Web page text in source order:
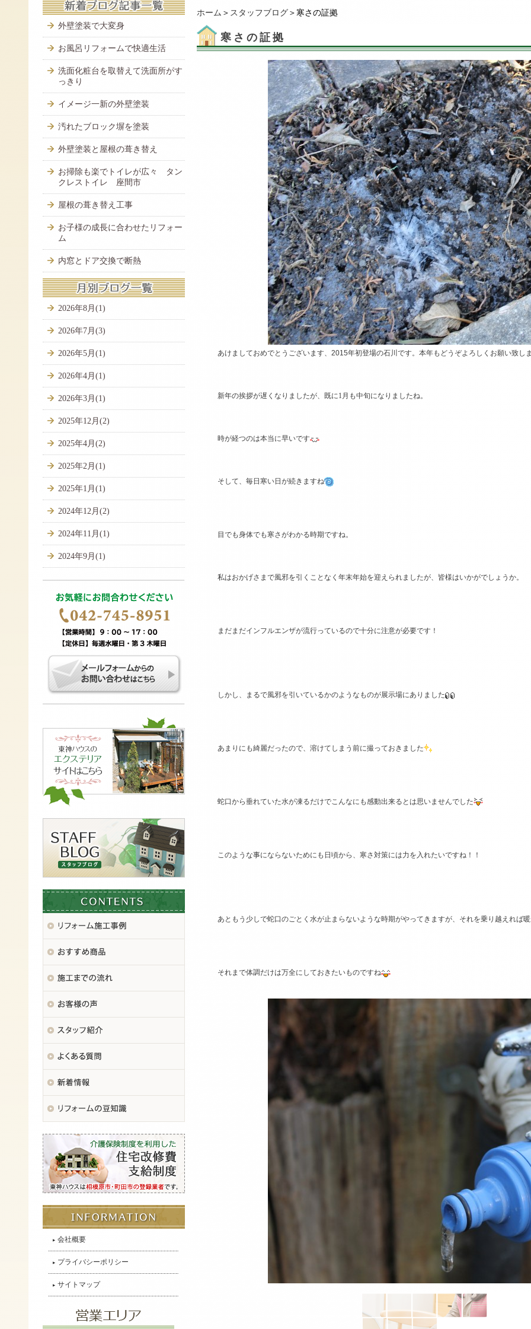
ホーム ＞ スタッフブログ ＞寒さの証拠
寒さの証拠
あけましておめでとうございます、2015年初登場の石川です。本年もどうぞよろしくお願い致し
新年の挨拶が遅くなりましたが、 既に1月も中旬になりましたね。
時が経つのは本当に早いです
そして、毎日寒い日が続きますね
目でも身体でも寒さがわかる時期ですね。
私はおかげさまで風邪を引くことなく年末年始を迎えられましたが、皆様はいかがでしょうか。
まだまだインフルエンザが流行っているので十分に注意が必要です！
しかし、まるで風邪を引いているかのようなものが展示場にありました
あまりにも綺麗だったので、溶けてしまう前に撮っておきました
蛇口から垂れていた水が凍るだけでこんなにも感動出来るとは思いませんでした
このような事にならないためにも日頃から、寒さ対策には力を入れたいですね！！
あともう少しで蛇口のごとく水が止まらないような時期がやってきますが、それを乗り越えれば
それまで体調だけは万全にしておきたいものですね
外壁塗装で大変身
お風呂リフォームで快適生活
洗面化粧台を取替えて洗面所がす
っきり
イメージ一新の外壁塗装
汚れたブロック塀を塗装
外壁塗装と屋根の葺き替え
お掃除も楽でトイレが広々 タン
クレストイレ 座間市
屋根の葺き替え工事
お子様の成長に合わせたリフォー
ム
内窓とドア交換で断熱
2026年8月(1)
2026年7月(3)
2026年5月(1)
2026年4月(1)
2026年3月(1)
2025年12月(2)
2025年4月(2)
2025年2月(1)
2025年1月(1)
2024年12月(2)
2024年11月(1)
2024年9月(1)
会社概要
プライバシーポリシー
サイトマップ